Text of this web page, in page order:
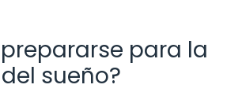
para la
sueño?